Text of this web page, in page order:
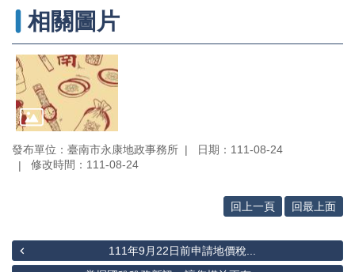
服
民
意
交
流
下
主
題
相關圖片
發布單位：臺南市永康地政事務所
日期：111-08-24
修改時間：111-08-24
回上一頁 回最上面
111年9月22日前申請地價稅...